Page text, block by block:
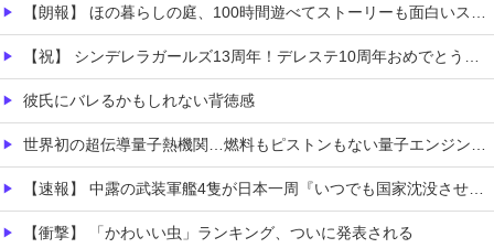
【朗報】 ほの暮らしの庭、100時間遊べてストーリーも面白いスタバレの上位互換だとまじで好評
【祝】 シンデレラガールズ13周年！デレステ10周年おめでとう！ガチャ更新SSR八神マキノ・イベントSRイヴ、SR望月聖！
彼氏にバレるかもしれない背徳感
世界初の超伝導量子熱機関…燃料もピストンもない量子エンジンが回った！
【速報】 中露の武装軍艦4隻が日本一周『いつでも国家沈没させられるぞ』
【衝撃】 「かわいい虫」ランキング、ついに発表される